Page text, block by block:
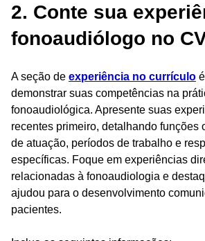
2. Conte sua
fonoaudiólogo no
A seção de experiência no currículo
demonstrar suas competências na
fonoaudiológica. Apresente suas
recentes primeiro, detalhando funções
de atuação, períodos de trabalho e
específicas. Foque em experiências
relacionadas à fonoaudiologia e
ajudou para o desenvolvimento
pacientes.